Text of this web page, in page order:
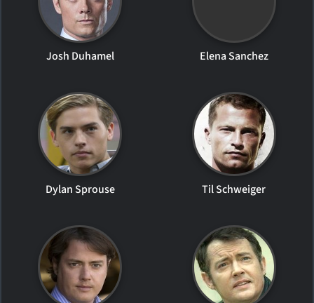
Josh Duhamel Elena Sanchez
Dylan Sprouse Til Schweiger